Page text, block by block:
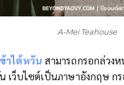
A-Mei Teahouse
าไต้หวัน สามารถกรอกล่วง
เว็บไซต์เป็นภาษาอังกฤษ ก